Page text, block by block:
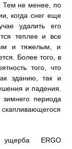
Тем не менее, по
когда снег еще
удалить его
теплее и все
и тяжелым, и
Более того, в
того, что
зданию, так и
и падения.
периода
скапливающегося
ущерба ERGO